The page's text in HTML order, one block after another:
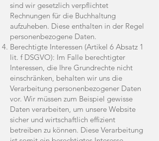
sind wir gesetzlich verpflichtet
Rechnungen für die Buchhaltung
aufzuheben. Diese enthalten in der Regel
personenbezogene Daten.
Berechtigte Interessen (Artikel 6 Absatz 1
lit. f DSGVO): Im Falle berechtigter
Interessen, die Ihre Grundrechte nicht
einschränken, behalten wir uns die
Verarbeitung personenbezogener Daten
vor. Wir müssen zum Beispiel gewisse
Daten verarbeiten, um unsere Website
sicher und wirtschaftlich effizient
betreiben zu können. Diese Verarbeitung